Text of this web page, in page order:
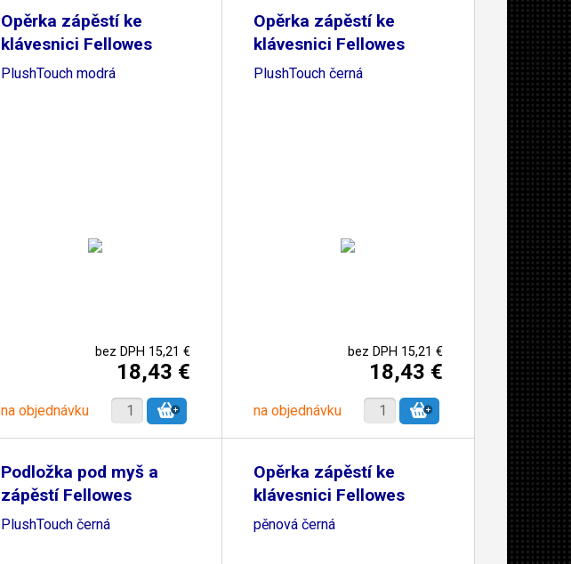
Opěrka zápěstí ke
klávesnici Fellowes
PlushTouch modrá
bez DPH 15,21 €
18,43 €
na objednávku
Opěrka zápěstí ke
klávesnici Fellowes
PlushTouch černá
bez DPH 15,21 €
18,43 €
na objednávku
Podložka pod myš a
zápěstí Fellowes
PlushTouch černá
Opěrka zápěstí ke
klávesnici Fellowes
pěnová černá